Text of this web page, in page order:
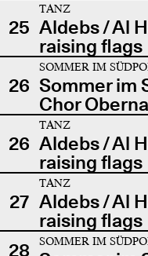
25
TANZ
Aldebs / Al
raising flags
26
SOMMER IM
Sommer im
Chor
26
TANZ
Aldebs / Al
raising flags
27
TANZ
Aldebs / Al
raising flags
28
SOMMER IM